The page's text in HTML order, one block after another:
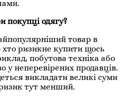
покупці одягу?
товар в
хто ризикне купити щось
побутова техніка або
у неперевірених продавців.
викладати великі суми
тут менший.